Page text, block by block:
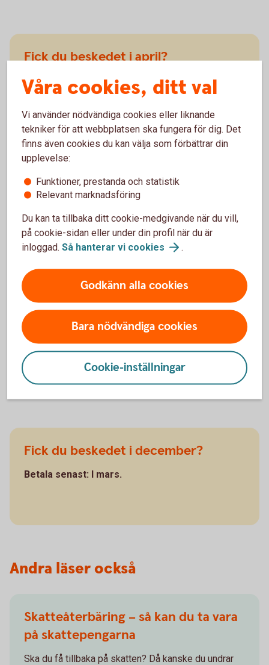
Fick du beskedet i april?
Betala senast: I juli.
Fick du beskedet i augusti?
Fick du beskedet i juni?
Betala senast: I september.
Fick du beskedet i december?
Betala senast: I mars.
Andra läser också
Skatteåterbäring – så kan du ta vara
på skattepengarna
Ska du få tillbaka på skatten? Då kanske du undrar
Våra cookies, ditt val
Vi använder nödvändiga cookies eller liknande
tekniker för att webbplatsen ska fungera för dig. Det
finns även cookies du kan välja som förbättrar din
upplevelse:
Funktioner, prestanda och statistik
Relevant marknadsföring
Du kan ta tillbaka ditt cookie-medgivande när du vill,
på cookie-sidan eller under din profil när du är
inloggad. Så hanterar vi cookies .
Godkänn alla cookies
Bara nödvändiga cookies
Cookie-inställningar